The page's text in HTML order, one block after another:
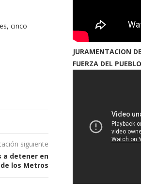
cinco
siguiente
a detener en
los Metros
JURAMENTACION
FUERZA DEL PUEBLO